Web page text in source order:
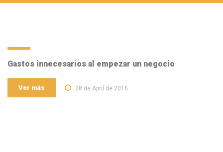
Gastos innecesarios al empezar un negocio
Ver más 28 de April de 2016